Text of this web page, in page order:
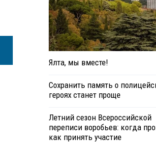
Ялта, мы вместе!
Сохранить память о
героях станет проще
Летний сезон Всероссийской
переписи воробьев: когда
как принять участие